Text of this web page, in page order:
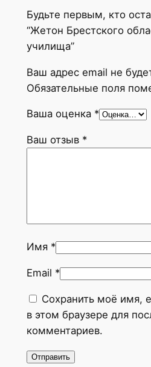
Будьте первым, кто
“Жетон Брестского
училища”
Ваш адрес email не
Обязательные поля
Ваша оценка *
Ваш отзыв *
Имя *
Email *
Сохранить моё имя,
в этом браузере для
комментариев.